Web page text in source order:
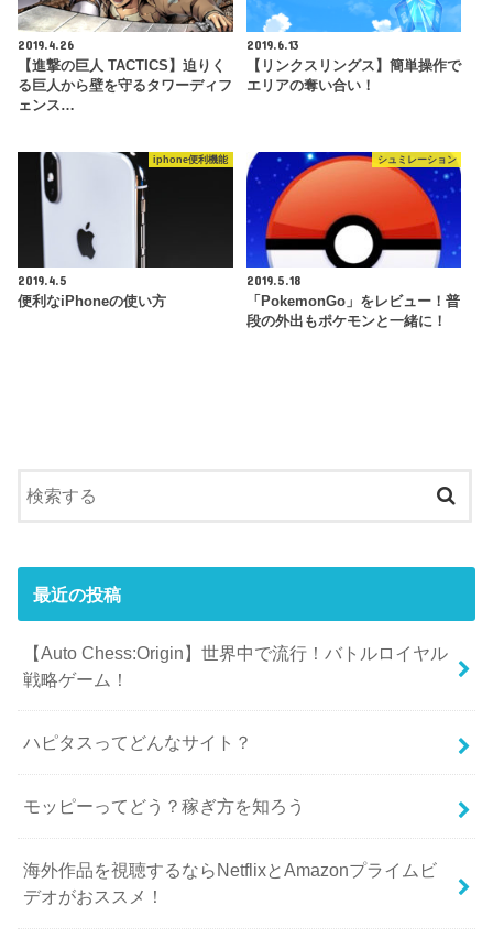
2019.4.26
【進撃の巨人 TACTICS】迫りく
る巨人から壁を守るタワーディフ
ェンス…
2019.6.13
【リンクスリングス】簡単操作で
エリアの奪い合い！
iphone便利機能
2019.4.5
便利なiPhoneの使い方
シュミレーション
2019.5.18
「PokemonGo」をレビュー！普
段の外出もポケモンと一緒に！
最近の投稿
【Auto Chess:Origin】世界中で流行！バトルロイヤル
戦略ゲーム！
ハピタスってどんなサイト？
モッピーってどう？稼ぎ方を知ろう
海外作品を視聴するならNetflixとAmazonプライムビ
デオがおススメ！